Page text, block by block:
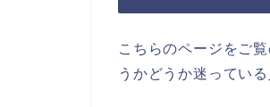
こちらのページをご
うかどうか迷ってい